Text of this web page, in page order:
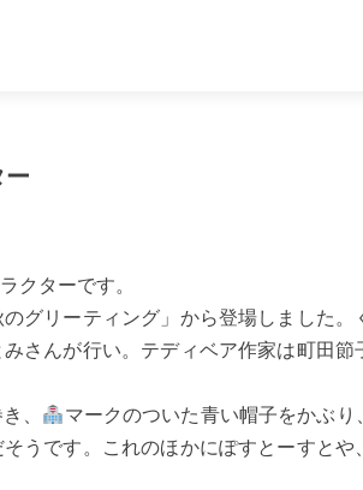
クターです。
グリーティング」から登場しました。
さんが行い。テディベア作家は町田節
、
マークのついた青い帽子をかぶ
うです。これのほかにぽすとーすと